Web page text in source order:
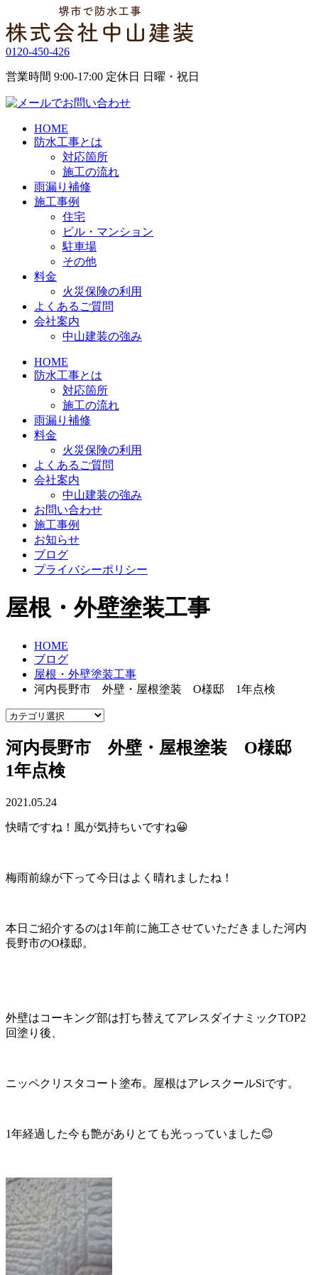
0120-450-426
営業時間 9:00-17:00 定休日 日曜・祝日
HOME
防水工事とは
対応箇所
施工の流れ
雨漏り補修
施工事例
住宅
ビル・マンション
駐車場
その他
料金
火災保険の利用
よくあるご質問
会社案内
中山建装の強み
HOME
防水工事とは
対応箇所
施工の流れ
雨漏り補修
料金
火災保険の利用
よくあるご質問
会社案内
中山建装の強み
お問い合わせ
施工事例
お知らせ
ブログ
プライバシーポリシー
屋根・外壁塗装工事
HOME
ブログ
屋根・外壁塗装工事
河内長野市 外壁・屋根塗装 O様邸 1年点検
河内長野市 外壁・屋根塗装 O様邸
1年点検
2021.05.24
快晴ですね！風が気持ちいですね😀
梅雨前線が下って今日はよく晴れましたね！
本日ご紹介するのは1年前に施工させていただきました河内
長野市のO様邸。
外壁はコーキング部は打ち替えてアレスダイナミックTOP2
回塗り後、
ニッペクリスタコート塗布。屋根はアレスクールSiです。
1年経過した今も艶がありとても光っっていました😊